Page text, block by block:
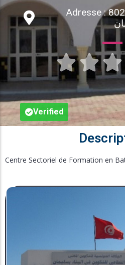
Inscription en Ligne
Bourses
Foire aux Questions
Adresse : طريق الشاطئ 8020

Verified
Centre Sectoriel de Formation en